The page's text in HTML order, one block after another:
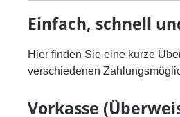
Einfach, schnell
Hier finden Sie eine kurze
verschiedenen
Vorkasse